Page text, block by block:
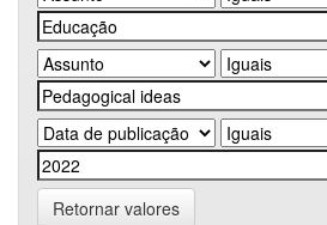
Retornar valores